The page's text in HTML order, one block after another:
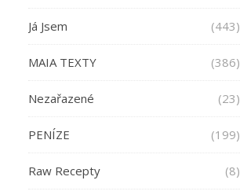
Já Jsem (443)
MAIA TEXTY (386)
Nezařazené (23)
PENÍZE (199)
Raw Recepty (8)